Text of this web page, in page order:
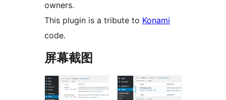
owners.
This plugin is a tribute to Konami
code.
屏幕截图